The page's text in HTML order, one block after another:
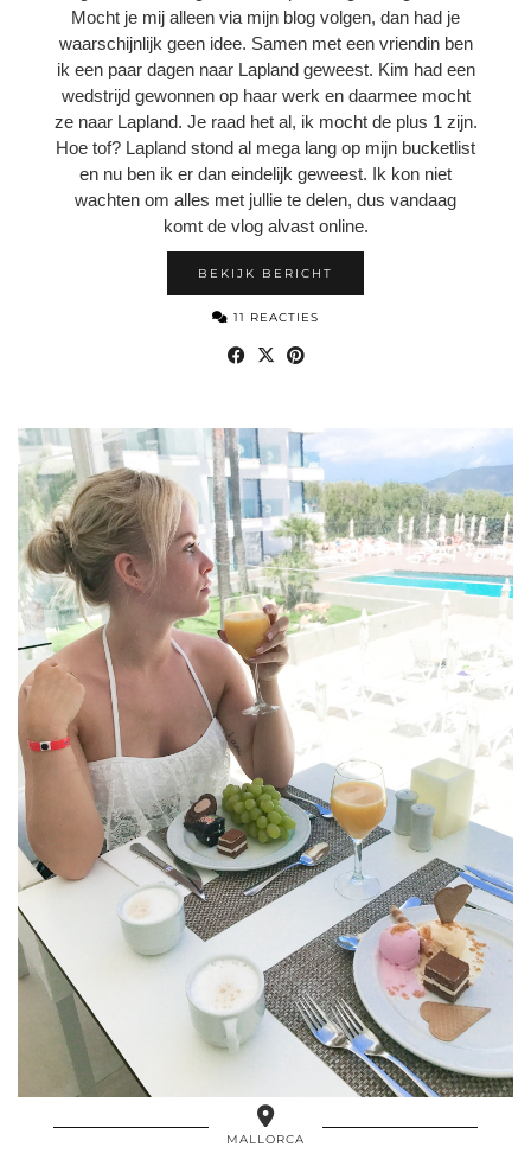
Mocht je mij alleen via mijn blog volgen, dan had je
waarschijnlijk geen idee. Samen met een vriendin ben
ik een paar dagen naar Lapland geweest. Kim had een
wedstrijd gewonnen op haar werk en daarmee mocht
ze naar Lapland. Je raad het al, ik mocht de plus 1 zijn.
Hoe tof? Lapland stond al mega lang op mijn bucketlist
en nu ben ik er dan eindelijk geweest. Ik kon niet
wachten om alles met jullie te delen, dus vandaag
komt de vlog alvast online.
BEKIJK BERICHT
11 REACTIES
MALLORCA